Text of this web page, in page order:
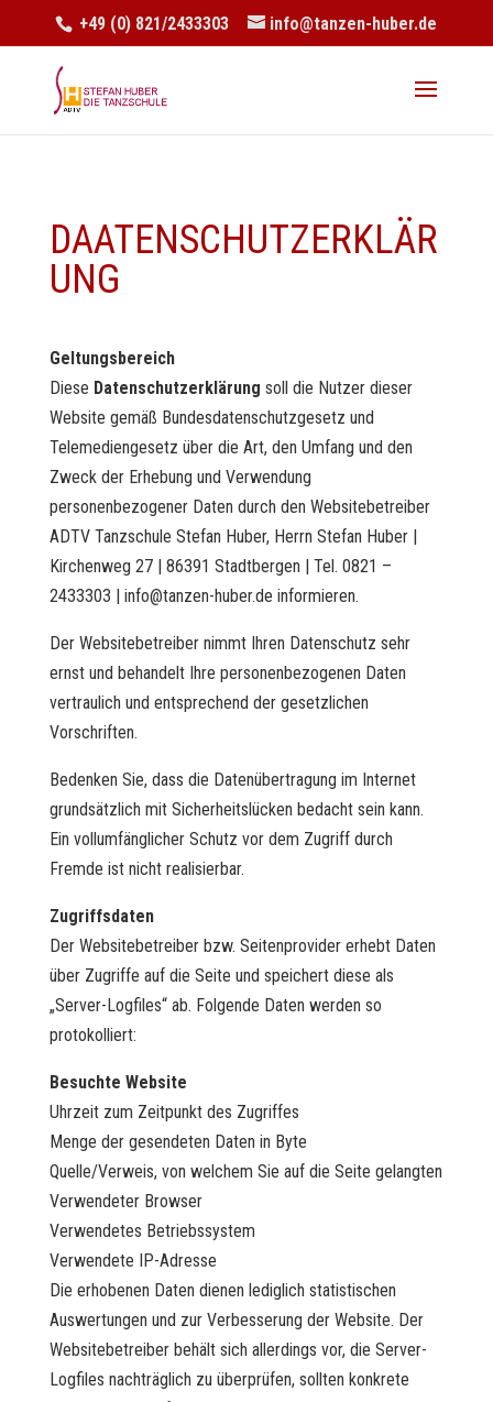
+49 (0) 821/2433303 info@tanzen-huber.de
DAATENSCHUTZERKLÄR
UNG
Geltungsbereich
Diese Datenschutzerklärung soll die Nutzer dieser
Website gemäß Bundesdatenschutzgesetz und
Telemediengesetz über die Art, den Umfang und den
Zweck der Erhebung und Verwendung
personenbezogener Daten durch den Websitebetreiber
ADTV Tanzschule Stefan Huber, Herrn Stefan Huber |
Kirchenweg 27 | 86391 Stadtbergen | Tel. 0821 –
2433303 | info@tanzen-huber.de informieren.
Der Websitebetreiber nimmt Ihren Datenschutz sehr
ernst und behandelt Ihre personenbezogenen Daten
vertraulich und entsprechend der gesetzlichen
Vorschriften.
Bedenken Sie, dass die Datenübertragung im Internet
grundsätzlich mit Sicherheitslücken bedacht sein kann.
Ein vollumfänglicher Schutz vor dem Zugriff durch
Fremde ist nicht realisierbar.
Zugriffsdaten
Der Websitebetreiber bzw. Seitenprovider erhebt Daten
über Zugriffe auf die Seite und speichert diese als
„Server-Logfiles“ ab. Folgende Daten werden so
protokolliert:
Besuchte Website
Uhrzeit zum Zeitpunkt des Zugriffes
Menge der gesendeten Daten in Byte
Quelle/Verweis, von welchem Sie auf die Seite gelangten
Verwendeter Browser
Verwendetes Betriebssystem
Verwendete IP-Adresse
Die erhobenen Daten dienen lediglich statistischen
Auswertungen und zur Verbesserung der Website. Der
Websitebetreiber behält sich allerdings vor, die Server-
Logfiles nachträglich zu überprüfen, sollten konkrete